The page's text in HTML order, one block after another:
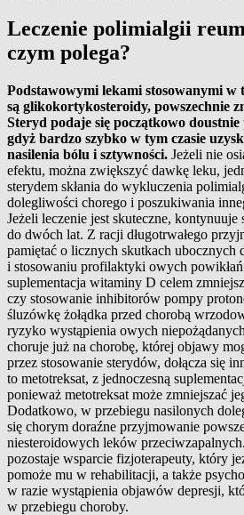
Leczenie polimialgii
czym polega?
Podstawowymi lekami stosowanymi
są glikokortykosteroidy, powszechnie
Steryd podaje się początkowo
gdyż bardzo szybko w tym czasie
nasilenia bólu i sztywności. Jeżeli nie
efektu, można zwiększyć dawkę leku,
sterydem skłania do wykluczenia
dolegliwości chorego i poszukiwania
Jeżeli leczenie jest skuteczne, kontynuuje
do dwóch lat. Z racji długotrwałego
pamiętać o licznych skutkach ubocznych
i stosowaniu profilaktyki owych
suplementacja witaminy D celem
czy stosowanie inhibitorów pompy
śluzówkę żołądka przed chorobą
ryzyko wystąpienia owych
choruje już na chorobę, której objawy
przez stosowanie sterydów, dołącza się
to metotreksat, z jednoczesną
ponieważ metotreksat może zmniejszać
Dodatkowo, w przebiegu nasilonych
się chorym doraźne przyjmowanie
niesteroidowych leków
pozostaje wsparcie fizjoterapeuty, który
pomoże mu w rehabilitacji, a także
w razie wystąpienia objawów depresji,
w przebiegu choroby.